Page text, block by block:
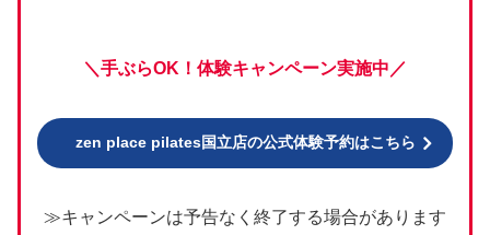
＼手ぶらOK！体験キャンペーン実施中／
zen place pilates国立店の公式体験予約はこちら
≫キャンペーンは予告なく終了する場合があります